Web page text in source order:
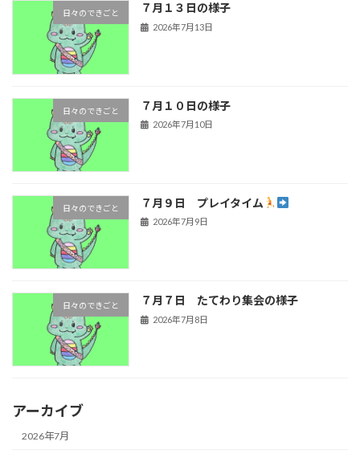
日々のできごと ７月１３日の様子
2026年7月13日
日々のできごと ７月１０日の様子
2026年7月10日
日々のできごと ７月９日 プレイタイム
2026年7月9日
日々のできごと ７月７日 たてわり集会の様子
2026年7月8日
アーカイブ
2026年7月